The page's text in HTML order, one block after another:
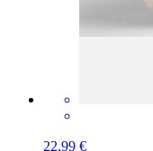
22,99 €